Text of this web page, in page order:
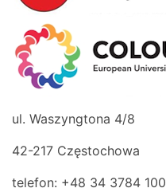
ul. Waszyngtona 4/8
42-217 Częstochowa
telefon: +48 34 3784 100